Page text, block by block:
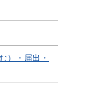
）・届出・